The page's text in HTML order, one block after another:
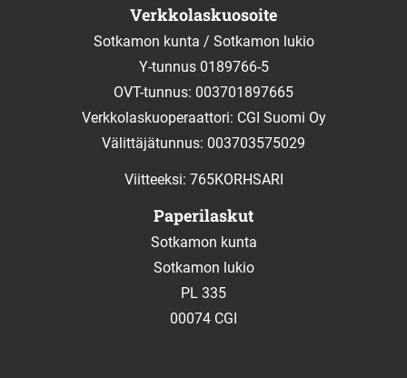
Verkkolaskuosoite
Sotkamon kunta / Sotkamon lukio
Y-tunnus 0189766-5
OVT-tunnus: 003701897665
Verkkolaskuoperaattori: CGI Suomi Oy
Välittäjätunnus: 003703575029
Viitteeksi: 765KORHSARI
Paperilaskut
Sotkamon kunta
Sotkamon lukio
PL 335
00074 CGI